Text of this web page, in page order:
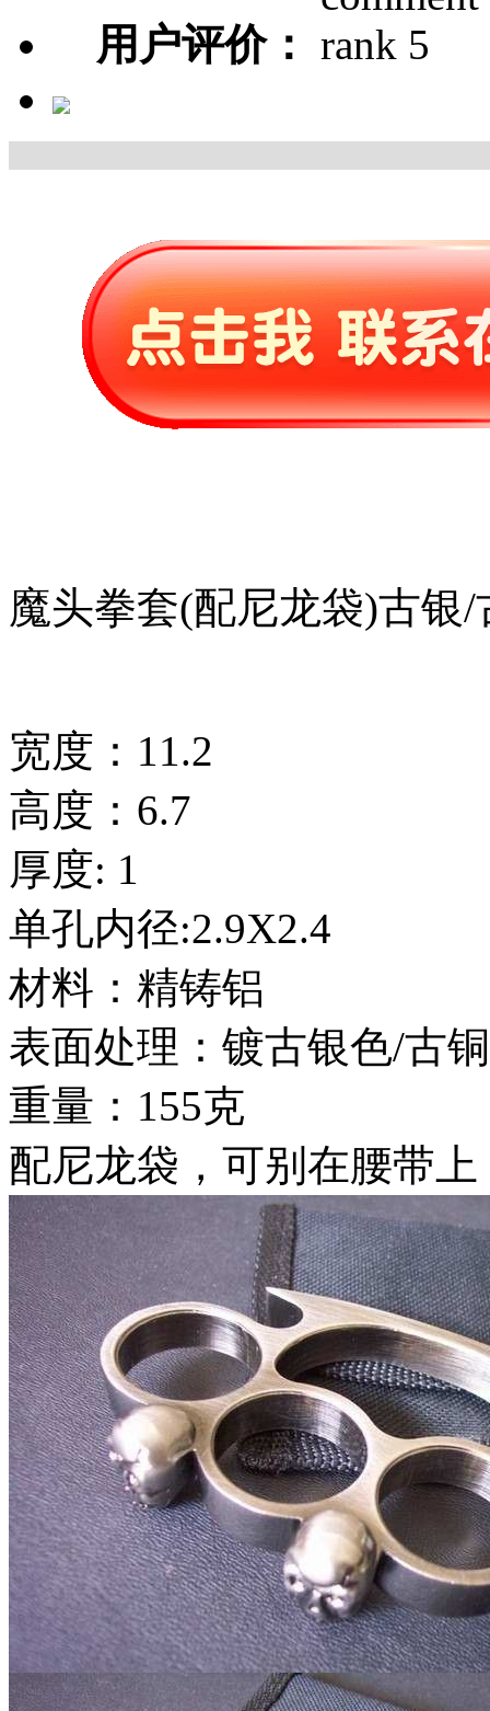
用户评价：
魔头拳套(配尼龙袋)古银/
宽度：11.2
高度：6.7
厚度: 1
单孔内径:2.9X2.4
材料：精铸铝
表面处理：镀古银色/古
重量：155克
配尼龙袋，可别在腰带上